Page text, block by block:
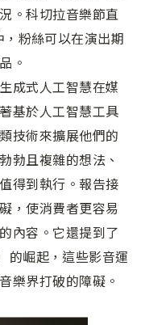
。科切拉音樂節直
粉絲可以在演出期
。
成式人工智慧在媒
基於人工智慧工具
技術來擴展他們的
勃且複雜的想法、
得到執行。報告接
，使消費者更容易
內容。它還提到了
的崛起，這些影音運
樂界打破的障礙。